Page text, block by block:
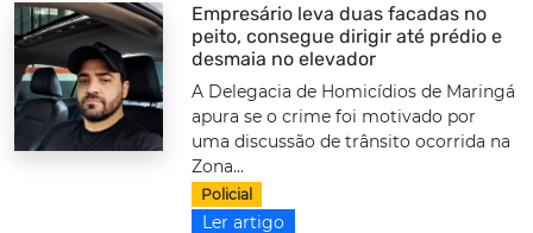
Empresário leva duas facadas no
peito, consegue dirigir até prédio e
desmaia no elevador
A Delegacia de Homicídios de Maringá
apura se o crime foi motivado por
uma discussão de trânsito ocorrida na
Zona...
Policial
Ler artigo